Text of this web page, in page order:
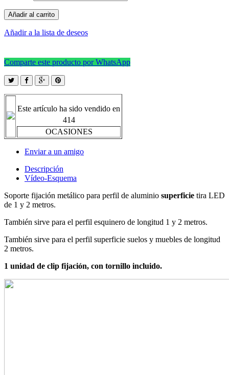
Añadir al carrito
Añadir a la lista de deseos
Comparte este producto por WhatsApp
Este artículo ha sido vendido en
414
OCASIONES
Enviar a un amigo
Descripción
Vídeo-Esquema
Soporte fijación metálico para perfil de aluminio superficie tira LED
de 1 y 2 metros.
También sirve para el perfil esquinero de longitud 1 y 2 metros.
También sirve para el perfil superficie suelos y muebles de longitud
2 metros.
1 unidad de clip fijación, con tornillo incluido.